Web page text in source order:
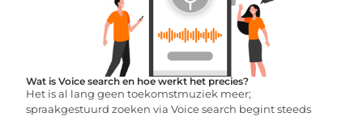
Wat is Voice search en hoe werkt het precies?
Het is al lang geen toekomstmuziek meer;
spraakgestuurd zoeken via Voice search begint steeds